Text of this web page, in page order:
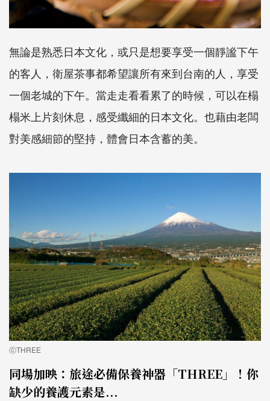
無論是熟悉日本文化，或只是想要享受一個靜謐下午
的客人，衛屋茶事都希望讓所有來到台南的人，享受
一個老城的下午。當走走看看累了的時候，可以在榻
榻米上片刻休息，感受纖細的日本文化。也藉由老闆
對美感細節的堅持，體會日本含蓄的美。
ⓒTHREE
同場加映：旅途必備保養神器「THREE」！你
缺少的養護元素是...